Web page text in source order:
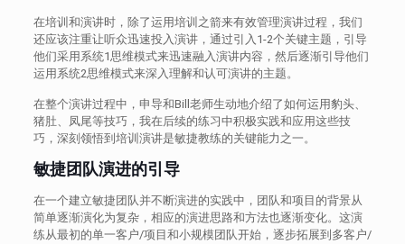
在培训和演讲时，除了运用培训之箭来有效管理演讲过程，我们
还应该注重让听众迅速投入演讲，通过引入1-2个关键主题，引导
他们采用系统1思维模式来迅速融入演讲内容，然后逐渐引导他们
运用系统2思维模式来深入理解和认可演讲的主题。
在整个演讲过程中，申导和Bill老师生动地介绍了如何运用豹头、
猪肚、凤尾等技巧，我在后续的练习中积极实践和应用这些技
巧，深刻领悟到培训演讲是敏捷教练的关键能力之一。
敏捷团队演进的引导
在一个建立敏捷团队并不断演进的实践中，团队和项目的背景从
简单逐渐演化为复杂，相应的演进思路和方法也逐渐变化。这演
练从最初的单一客户/项目和小规模团队开始，逐步拓展到多客户/